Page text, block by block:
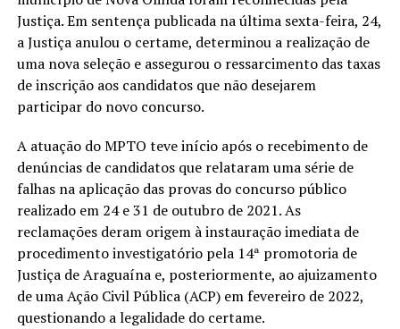
Justiça. Em sentença publicada na última sexta-feira, 24,
a Justiça anulou o certame, determinou a realização de
uma nova seleção e assegurou o ressarcimento das taxas
de inscrição aos candidatos que não desejarem
participar do novo concurso.
A atuação do MPTO teve início após o recebimento de
denúncias de candidatos que relataram uma série de
falhas na aplicação das provas do concurso público
realizado em 24 e 31 de outubro de 2021. As
reclamações deram origem à instauração imediata de
procedimento investigatório pela 14ª promotoria de
Justiça de Araguaína e, posteriormente, ao ajuizamento
de uma Ação Civil Pública (ACP) em fevereiro de 2022,
questionando a legalidade do certame.